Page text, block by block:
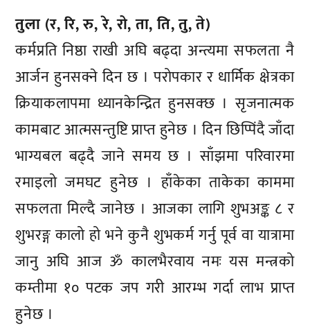
तुला (र, रि, रु, रे, रो, ता, ति, तु, ते)
कर्मप्रति निष्ठा राखी अघि बढ्दा अन्त्यमा सफलता नै
आर्जन हुनसक्ने दिन छ । परोपकार र धार्मिक क्षेत्रका
क्रियाकलापमा ध्यानकेन्द्रित हुनसक्छ । सृजनात्मक
कामबाट आत्मसन्तुष्टि प्राप्त हुनेछ । दिन छिप्पिंदै जाँदा
भाग्यबल बढ्दै जाने समय छ । साँझमा परिवारमा
रमाइलो जमघट हुनेछ । हाँकेका ताकेका काममा
सफलता मिल्दै जानेछ । आजका लागि शुभअङ्क ८ र
शुभरङ्ग कालो हो भने कुनै शुभकर्म गर्नु पूर्व वा यात्रामा
जानु अघि आज ॐ कालभैरवाय नमः यस मन्त्रको
कम्तीमा १० पटक जप गरी आरम्भ गर्दा लाभ प्राप्त
हुनेछ ।